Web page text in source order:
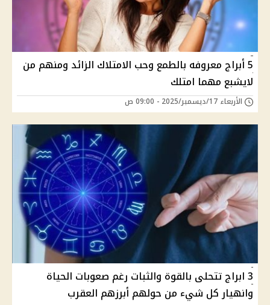
5 أبراج معروفه بالطمع وحب الامتلاك الزائد ومنهم من
لايشبع مهما امتلك
الأربعاء 17/ديسمبر/2025 - 09:00 ص
3 ابراج تتحلى بالقوة والثبات رغم صعوبات الحياة
وانهيار كل شيء من حولهم أبرزهم العقرب